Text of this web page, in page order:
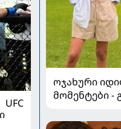
UFC
ოჯახური
მომენტები -
კადრებს